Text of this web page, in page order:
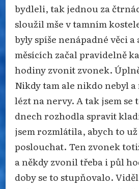
bydleli, tak jednou za
sloužil mše v tamním
byly spíše nenápadné věci a
měsících začal pravidelně
hodiny zvonit zvonek.
Nikdy tam ale nikdo nebyl a
lézt na nervy. A tak jsem se
dnech rozhodla spravit
jsem rozmlátila, abych to
poslouchat. Ten zvonek
a někdy zvonil třeba i půl
doby se to stupňovalo.